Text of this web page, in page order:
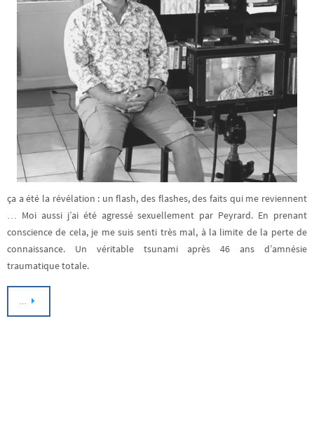
ça a été la révélation : un flash, des flashes, des faits qui me reviennent
… Moi aussi j’ai été agressé sexuellement par Peyrard. En prenant
conscience de cela, je me suis senti très mal, à la limite de la perte de
connaissance. Un véritable tsunami après 46 ans d’amnésie
traumatique totale.
…